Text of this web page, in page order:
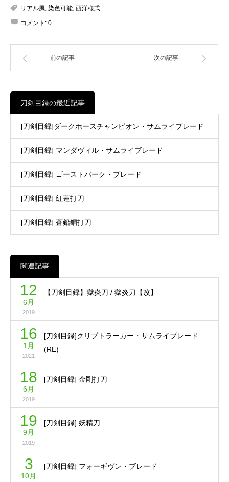
リアル風, 染色可能, 西洋様式
コメント: 0
前の記事 次の記事
刀剣目録の最近記事
[刀剣目録]ダークホースチャンピオン・サムライブレード
[刀剣目録] マンダヴィル・サムライブレード
[刀剣目録] ゴーストバーク・ブレード
[刀剣目録] 紅蓮打刀
[刀剣目録] 蒼鉛鋼打刀
関連記事
12
6月
2019
【刀剣目録】獄炎刀 / 獄炎刀【改】
16
1月
2021
[刀剣目録]クリプトラーカー・サムライブレード
(RE)
18
6月
2019
[刀剣目録] 金剛打刀
19
9月
2019
[刀剣目録] 妖精刀
3
10月
[刀剣目録] フォーギヴン・ブレード